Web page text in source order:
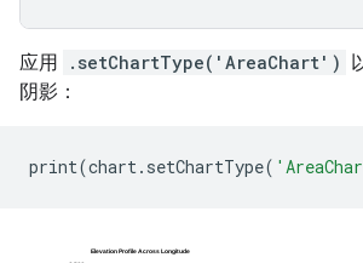
应用 .setChartType('AreaChart')
阴影：
print(chart. setChartType(